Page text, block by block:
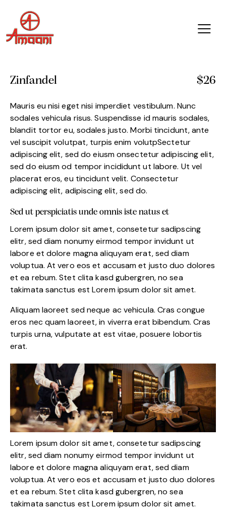
Zinfandel $26
Mauris eu nisi eget nisi imperdiet vestibulum. Nunc
sodales vehicula risus. Suspendisse id mauris sodales,
blandit tortor eu, sodales justo. Morbi tincidunt, ante
vel suscipit volutpat, turpis enim volutpSectetur
adipiscing elit, sed do eiusm onsectetur adipiscing elit,
sed do eiusm od tempor incididunt ut labore. Ut vel
placerat eros, eu tincidunt velit. Consectetur
adipiscing elit, adipiscing elit, sed do.
Sed ut perspiciatis unde omnis iste natus et
Lorem ipsum dolor sit amet, consetetur sadipscing
elitr, sed diam nonumy eirmod tempor invidunt ut
labore et dolore magna aliquyam erat, sed diam
voluptua. At vero eos et accusam et justo duo dolores
et ea rebum. Stet clita kasd gubergren, no sea
takimata sanctus est Lorem ipsum dolor sit amet.
Aliquam laoreet sed neque ac vehicula. Cras congue
eros nec quam laoreet, in viverra erat bibendum. Cras
turpis urna, vulputate at est vitae, posuere lobortis
erat.
Lorem ipsum dolor sit amet, consetetur sadipscing
elitr, sed diam nonumy eirmod tempor invidunt ut
labore et dolore magna aliquyam erat, sed diam
voluptua. At vero eos et accusam et justo duo dolores
et ea rebum. Stet clita kasd gubergren, no sea
takimata sanctus est Lorem ipsum dolor sit amet.